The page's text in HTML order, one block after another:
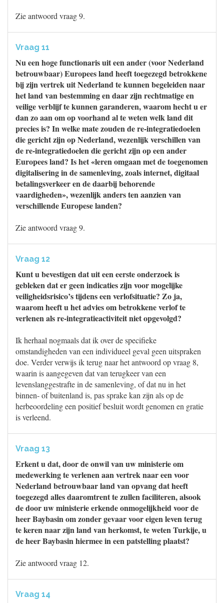
Zie antwoord vraag 9.
Vraag 11
Nu een hoge functionaris uit een ander (voor Nederland
betrouwbaar) Europees land heeft toegezegd betrokkene
bij zijn vertrek uit Nederland te kunnen begeleiden naar
het land van bestemming en daar zijn rechtmatige en
veilige verblijf te kunnen garanderen, waarom hecht u er
dan zo aan om op voorhand al te weten welk land dit
precies is? In welke mate zouden de re-integratiedoelen
die gericht zijn op Nederland, wezenlijk verschillen van
de re-integratiedoelen die gericht zijn op een ander
Europees land? Is het «leren omgaan met de toegenomen
digitalisering in de samenleving, zoals internet, digitaal
betalingsverkeer en de daarbij behorende
vaardigheden», wezenlijk anders ten aanzien van
verschillende Europese landen?
Zie antwoord vraag 9.
Vraag 12
Kunt u bevestigen dat uit een eerste onderzoek is
gebleken dat er geen indicaties zijn voor mogelijke
veiligheidsrisico’s tijdens een verlofsituatie? Zo ja,
waarom heeft u het advies om betrokkene verlof te
verlenen als re-integratieactiviteit niet opgevolgd?
Ik herhaal nogmaals dat ik over de specifieke
omstandigheden van een individueel geval geen uitspraken
doe. Verder verwijs ik terug naar het antwoord op vraag 8,
waarin is aangegeven dat van terugkeer van een
levenslanggestrafte in de samenleving, of dat nu in het
binnen- of buitenland is, pas sprake kan zijn als op de
herbeoordeling een positief besluit wordt genomen en gratie
is verleend.
Vraag 13
Erkent u dat, door de onwil van uw ministerie om
medewerking te verlenen aan vertrek naar een voor
Nederland betrouwbaar land van opvang dat heeft
toegezegd alles daaromtrent te zullen faciliteren, alsook
de door uw ministerie erkende onmogelijkheid voor de
heer Baybasin om zonder gevaar voor eigen leven terug
te keren naar zijn land van herkomst, te weten Turkije, u
de heer Baybasin hiermee in een patstelling plaatst?
Zie antwoord vraag 12.
Vraag 14